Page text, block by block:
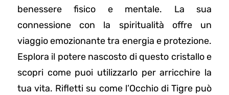
benessere fisico e mentale. La sua
connessione con la spiritualità offre un
viaggio emozionante tra energia e protezione.
Esplora il potere nascosto di questo cristallo e
scopri come puoi utilizzarlo per arricchire la
tua vita. Rifletti su come l’Occhio di Tigre può